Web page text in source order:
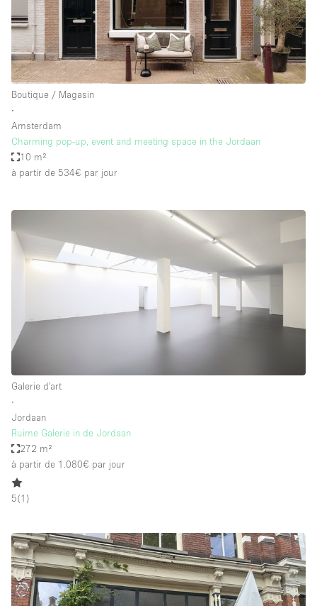
Boutique / Magasin
∙
Amsterdam
Charming pop-up, event and meeting space in the Jordaan
10 m²
à partir de 534€ par jour
Galerie d'art
∙
Jordaan
Ruime Galerie in de Jordaan
272 m²
à partir de 1.080€ par jour
5(1 )